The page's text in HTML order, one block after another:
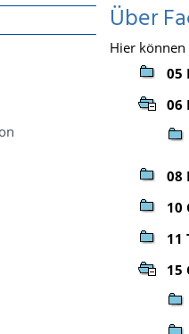
Über
Hier können
05
06
08
10
11
15